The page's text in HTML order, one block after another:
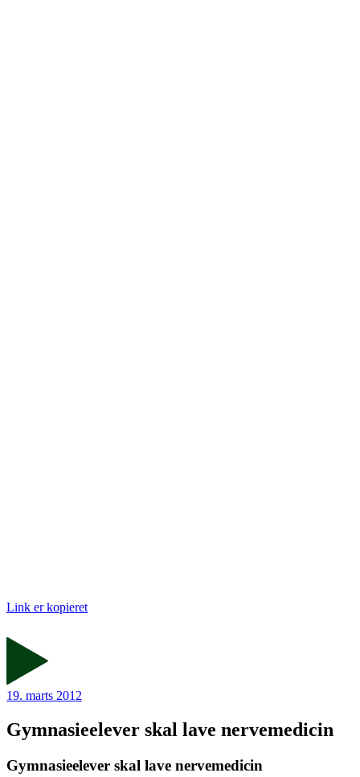
Link er kopieret
19. marts 2012
Gymnasie­elever skal lave nervemedicin
Gymnasie­elever skal lave nervemedicin